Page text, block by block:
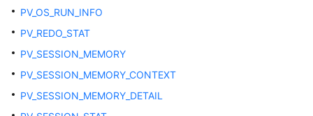
ADM_SCHEDULER_PROGRAM_ARGS
PV_OS_RUN_INFO
PV_REDO_STAT
PV_SESSION_MEMORY
PV_SESSION_MEMORY_CONTEXT
PV_SESSION_MEMORY_DETAIL